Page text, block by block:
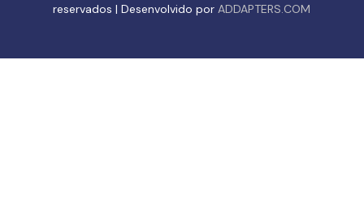
reservados | Desenvolvido porADDAPTERS.COM